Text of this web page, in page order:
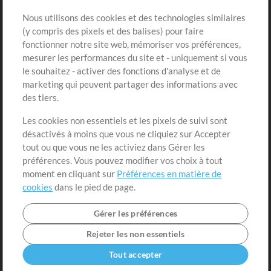
Sons
Boutique
Acheter des crédits
Contenu gratuit
Demander les pistes
Extras
Sessions
Soumettre votre contenu
Listes de lecture
Conférence MT
Compte
Connexion
S'inscrire
Nous utilisons des cookies et des technologies similaires
(y compris des pixels et des balises) pour faire
fonctionner notre site web, mémoriser vos préférences,
mesurer les performances du site et - uniquement si vous
le souhaitez - activer des fonctions d'analyse et de
marketing qui peuvent partager des informations avec
des tiers.
Les cookies non essentiels et les pixels de suivi sont
désactivés à moins que vous ne cliquiez sur Accepter
tout ou que vous ne les activiez dans Gérer les
préférences. Vous pouvez modifier vos choix à tout
moment en cliquant sur Préférences en matière de
cookies dans le pied de page.
Gérer les préférences
Rejeter les non essentiels
Tout accepter